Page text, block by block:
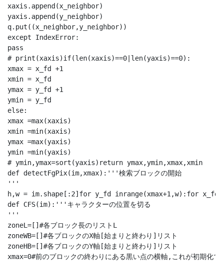
xaxis.append(x_neighbor)
yaxis.append(y_neighbor)
q.put((x_neighbor,y_neighbor))
except IndexError:
pass
# print(xaxis)if(len(xaxis)==0|len(yaxis)==0):
xmax = x_fd +1
xmin = x_fd
ymax = y_fd +1
ymin = y_fd
else:
xmax =max(xaxis)
xmin =min(xaxis)
ymax =max(yaxis)
ymin =min(yaxis)
# ymin,ymax=sort(yaxis)return ymax,ymin,xmax,xmin
def detectFgPix(im,xmax):'''検索ブロックの開始
'''
h,w = im.shape[:2]for y_fd inrange(xmax+1,w):for
def CFS(im):'''キャラクターの位置を切る
'''
zoneL=[]#各ブロック長のリストL
zoneWB=[]#各ブロックのX軸[始まりと終わり]リスト
zoneHB=[]#各ブロックのY軸[始まりと終わり]リスト
xmax=0#前のブロックの終わりにある黒い点の横軸,これが初期化で